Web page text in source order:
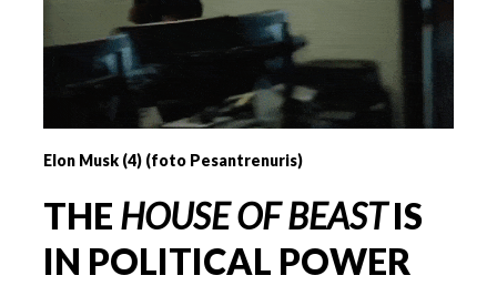
Elon Musk (4) (foto Pesantrenuris)
THE HOUSE OF BEASTIS
IN POLITICAL POWER